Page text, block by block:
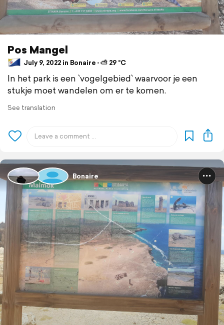
Pos Mangel
July 9, 2022 in Bonaire ⋅ ⛅ 29 °C
In het park is een `vogelgebied` waarvoor je een
stukje moet wandelen om er te komen.
See translation
Bonaire